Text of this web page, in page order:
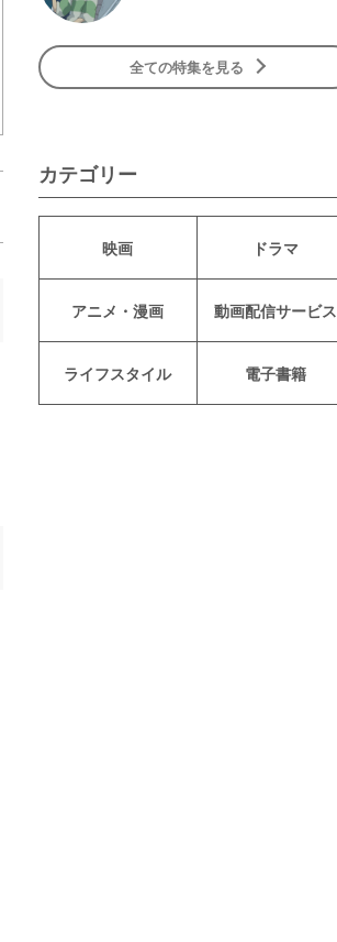
全ての特集を見る
カテゴリー
映画 ドラマ
アニメ・漫画 動画配信サービス
ライフスタイル 電子書籍